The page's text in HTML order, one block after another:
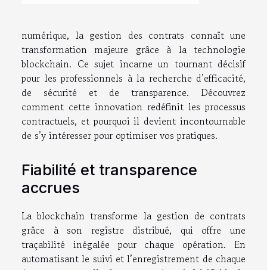
numérique, la gestion des contrats connaît une
transformation majeure grâce à la technologie
blockchain. Ce sujet incarne un tournant décisif
pour les professionnels à la recherche d’efficacité,
de sécurité et de transparence. Découvrez
comment cette innovation redéfinit les processus
contractuels, et pourquoi il devient incontournable
de s’y intéresser pour optimiser vos pratiques.
Fiabilité et transparence
accrues
La blockchain transforme la gestion de contrats
grâce à son registre distribué, qui offre une
traçabilité inégalée pour chaque opération. En
automatisant le suivi et l’enregistrement de chaque